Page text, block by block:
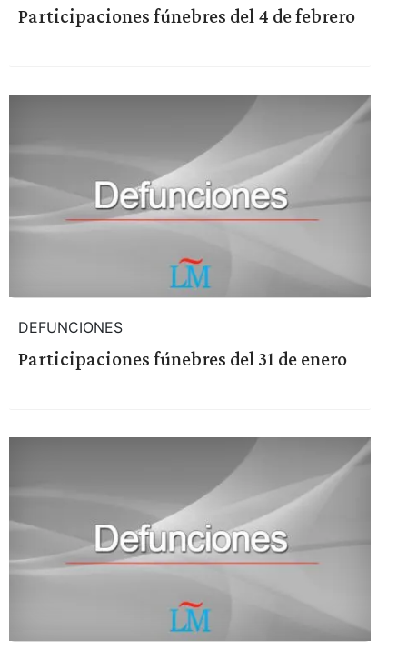
Participaciones fúnebres del 4 de febrero
DEFUNCIONES
Participaciones fúnebres del 31 de enero